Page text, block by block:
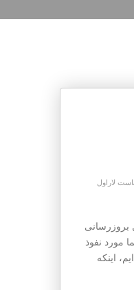
لاراول
کرده و همواره در حال بروزرسانی
مورد نفوذ
ایم، اینکه